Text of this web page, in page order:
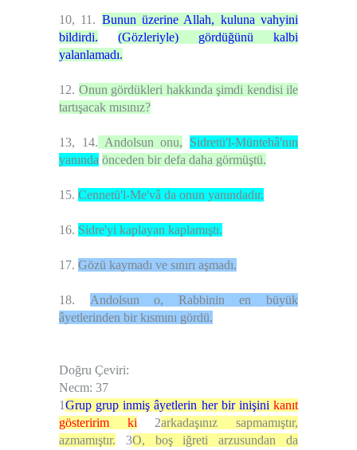
10, 11. Bunun üzerine Allah, kuluna vahyini
bildirdi.
(Gözleriyle) gördüğünü kalbi
yalanlamadı.
12. Onun gördükleri hakkında şimdi kendisi ile
tartışacak mısınız?
13, 14. Andolsun onu,
Sidretü'l-Müntehâ'nın
yanında önceden bir defa daha görmüştü.
15. Cennetü'l-Me'vâ da onun yanındadır.
16. Sidre'yi kaplayan kaplamıştı.
17. Gözü kaymadı ve sınırı aşmadı.
18. Andolsun o, Rabbinin en büyük
âyetlerinden bir kısmını gördü.
Doğru Çeviri:
Necm: 37
1Grup grup inmiş âyetlerin her bir inişini kanıt
gösteririm ki 2arkadaşınız sapmamıştır,
azmamıştır. 3O, boş iğreti arzusundan da